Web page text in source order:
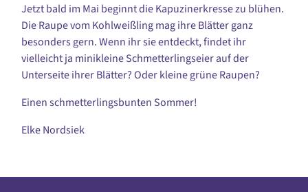
Jetzt bald im Mai beginnt die Kapuzinerkresse zu blühen.
Die Raupe vom Kohlweißling mag ihre Blätter ganz
besonders gern. Wenn ihr sie entdeckt, findet ihr
vielleicht ja minikleine Schmetterlingseier auf der
Unterseite ihrer Blätter? Oder kleine grüne Raupen?
Einen schmetterlingsbunten Sommer!
Elke Nordsiek